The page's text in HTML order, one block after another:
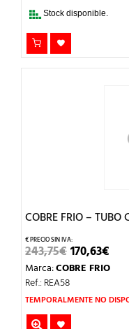
Stock disponible.
COBRE FRIO –
243,75€EL
PRECIO
ORIGINAL
243,75€.
170,63€
Marca:COBRE FRIO
Ref.: REA58
TEMPORALMENTE NO